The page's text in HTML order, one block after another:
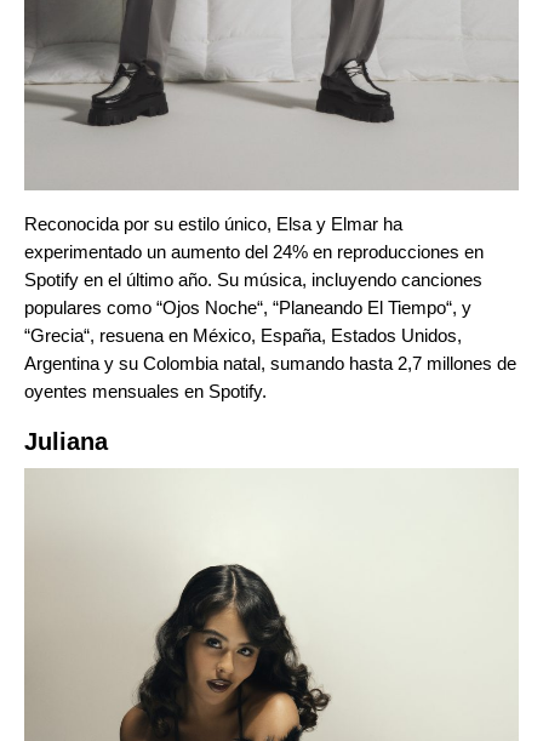
Reconocida por su estilo único, Elsa y Elmar ha
experimentado un aumento del 24% en reproducciones en
Spotify en el último año. Su música, incluyendo canciones
populares como “Ojos Noche“, “Planeando El Tiempo“, y
“Grecia“, resuena en México, España, Estados Unidos,
Argentina y su Colombia natal, sumando hasta 2,7 millones de
oyentes mensuales en Spotify.
Juliana